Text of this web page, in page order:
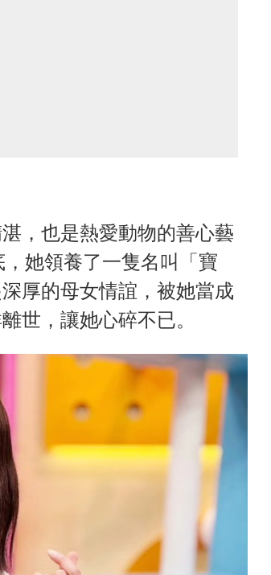
，也是熱愛動物的善心藝
她領養了一隻名叫「寶
厚的母女情誼，被她當成
世，讓她心碎不已。